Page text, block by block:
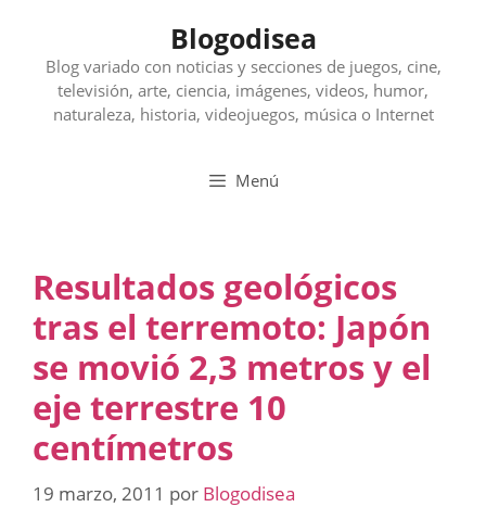
contenido
Blogodisea
Blog variado con noticias y secciones de juegos, cine,
televisión, arte, ciencia, imágenes, videos, humor,
naturaleza, historia, videojuegos, música o Internet
Menú
Resultados geológicos
tras el terremoto: Japón
se movió 2,3 metros y el
eje terrestre 10
centímetros
19 marzo, 2011 por Blogodisea